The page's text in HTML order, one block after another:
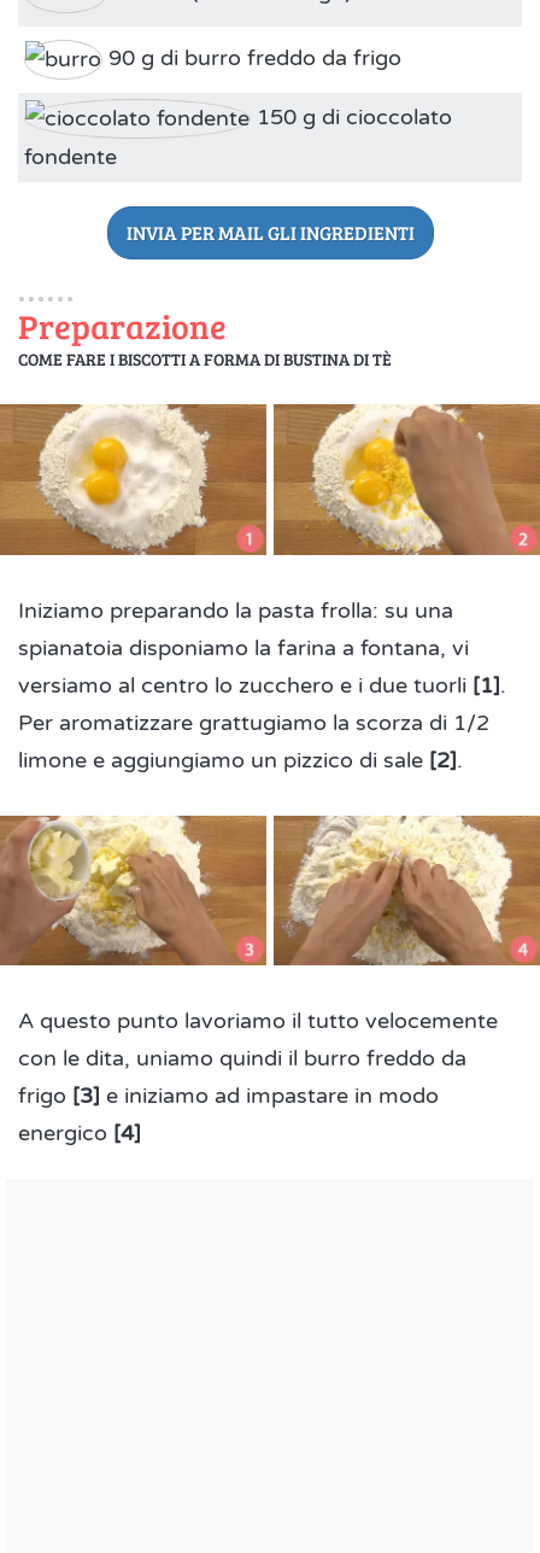
90 g di burro freddo da frigo
150 g di cioccolato
fondente
INVIA PER MAIL GLI INGREDIENTI
Preparazione
COME FARE I BISCOTTI A FORMA DI BUSTINA DI TÈ
Iniziamo preparando la pasta frolla: su una
spianatoia disponiamo la farina a fontana, vi
versiamo al centro lo zucchero e i due tuorli [1].
Per aromatizzare grattugiamo la scorza di 1/2
limone e aggiungiamo un pizzico di sale [2].
A questo punto lavoriamo il tutto velocemente
con le dita, uniamo quindi il burro freddo da
frigo [3] e iniziamo ad impastare in modo
energico [4]